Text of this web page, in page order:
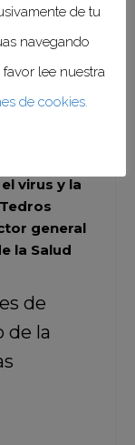
ocurriría en
las
en
de
de los
virus y la
general
la Salud
de
de la
de tu
navegando
lee nuestra
de cookies.